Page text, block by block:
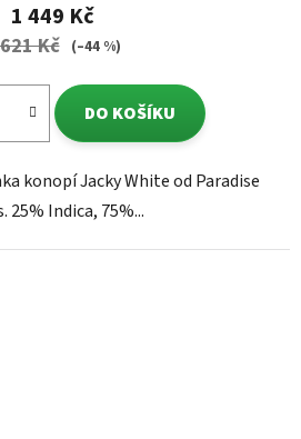
1 449 Kč
Kč (–44 %)
DO KOŠÍKU
konopí Jacky White od Paradise
25% Indica, 75%...